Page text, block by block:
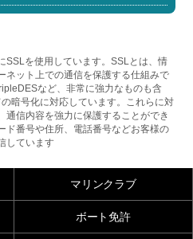
SSLを使用しています。SSLとは、情
ネット上での通信を保護する仕組みで
など、非常に強力なものも含
暗号化に対応しています。これらに対
通信内容を強力に保護することができ
ド番号や住所、電話番号などお客様の
しています
マリンクラブ
ボート免許